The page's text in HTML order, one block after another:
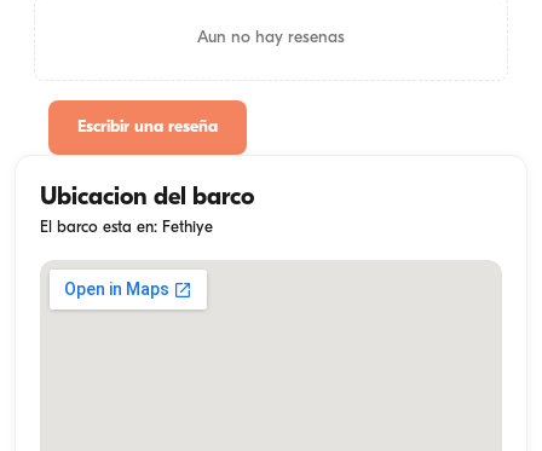
Aun no hay resenas
Escribir una reseña
Ubicacion del barco
El barco esta en: Fethiye